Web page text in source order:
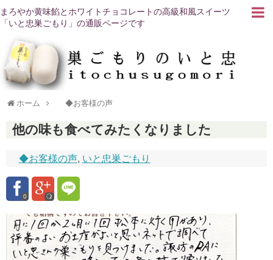
まろやか黄味餡とホワイトチョコレートの高級和風スイーツ
「いと忠巣ごもり」の通販ページです
ホーム ◆お客様の声
他の味も食べてみたくなりました
◆お客様の声, いと忠巣ごもり
0